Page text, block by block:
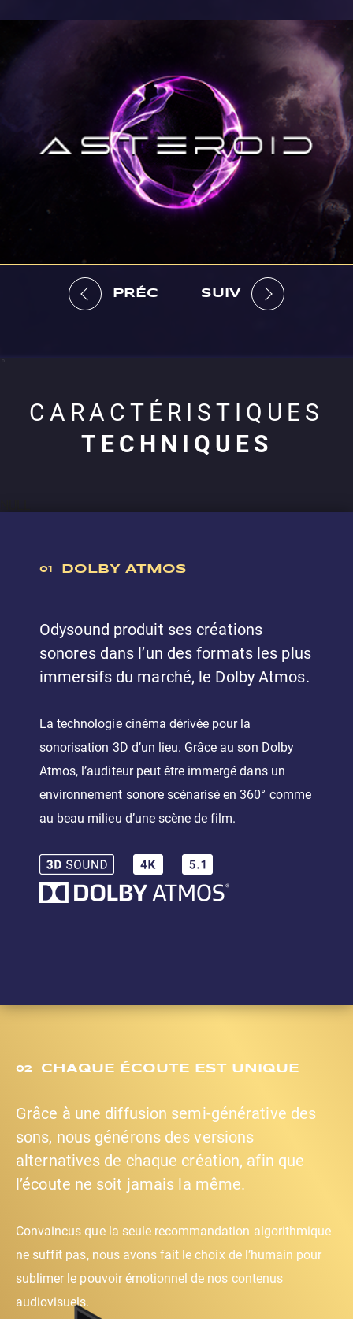
PRÉC SUIV
CARACTÉRISTIQUES
TECHNIQUES
01 DOLBY ATMOS
Odysound produit ses créations
sonores dans l’un des formats les plus
immersifs du marché, le Dolby Atmos.
La technologie cinéma dérivée pour la
sonorisation 3D d’un lieu. Grâce au son Dolby
Atmos, l’auditeur peut être immergé dans un
environnement sonore scénarisé en 360° comme
au beau milieu d’une scène de film.
02 CHAQUE ÉCOUTE EST UNIQUE
Grâce à une diffusion semi-générative des
sons, nous générons des versions
alternatives de chaque création, afin que
l’écoute ne soit jamais la même.
Convaincus que la seule recommandation algorithmique
ne suffit pas, nous avons fait le choix de l’humain pour
sublimer le pouvoir émotionnel de nos contenus
audiovisuels.